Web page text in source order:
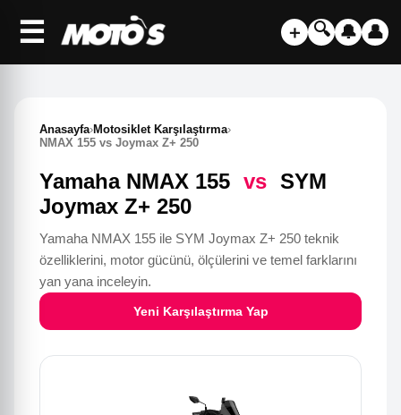
☰ ＋ 🔍 🔔 👤
Anasayfa›Motosiklet Karşılaştırma›
NMAX 155 vs Joymax Z+ 250
Yamaha NMAX 155 vs SYM
Joymax Z+ 250
Yamaha NMAX 155 ile SYM Joymax Z+ 250 teknik
özelliklerini, motor gücünü, ölçülerini ve temel farklarını
yan yana inceleyin.
Yeni Karşılaştırma Yap